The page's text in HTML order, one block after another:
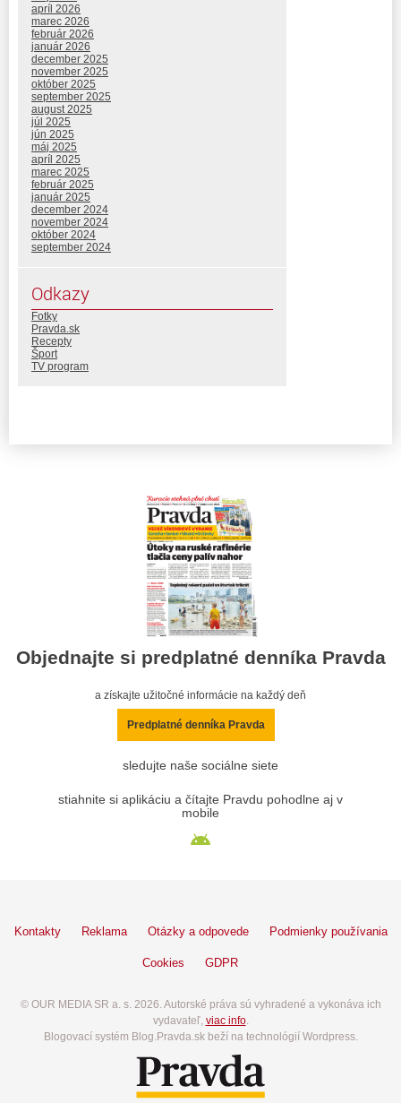
apríl 2026
marec 2026
február 2026
január 2026
december 2025
november 2025
október 2025
september 2025
august 2025
júl 2025
jún 2025
máj 2025
apríl 2025
marec 2025
február 2025
január 2025
december 2024
november 2024
október 2024
september 2024
Odkazy
Fotky
Pravda.sk
Recepty
Šport
TV program
Objednajte si predplatné denníka Pravda
a získajte užitočné informácie na každý deň
Predplatné denníka Pravda
sledujte naše sociálne siete
stiahnite si aplikáciu a čítajte Pravdu pohodlne aj v
mobile
Kontakty Reklama Otázky a odpovede Podmienky používania
Cookies GDPR
© OUR MEDIA SR a. s. 2026. Autorské práva sú vyhradené a vykonáva ich
vydavateľ, viac info.
Blogovací systém Blog.Pravda.sk beží na technológií Wordpress.